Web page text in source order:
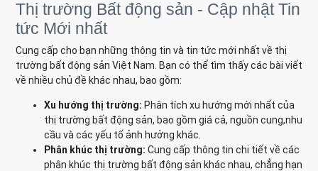
Thị trường Bất động sản - Cập nhật Tin
tức Mới nhất
Cung cấp cho bạn những thông tin và tin tức mới nhất về thị
trường bất động sản Việt Nam. Bạn có thể tìm thấy các bài viết
về nhiều chủ đề khác nhau, bao gồm:
Xu hướng thị trường: Phân tích xu hướng mới nhất của
thị trường bất động sản, bao gồm giá cả, nguồn cung,nhu
cầu và các yếu tố ảnh hưởng khác.
Phân khúc thị trường: Cung cấp thông tin chi tiết về các
phân khúc thị trường bất động sản khác nhau, chẳng hạn